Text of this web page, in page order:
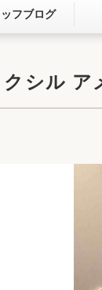
ここ
フブログ
シル ア